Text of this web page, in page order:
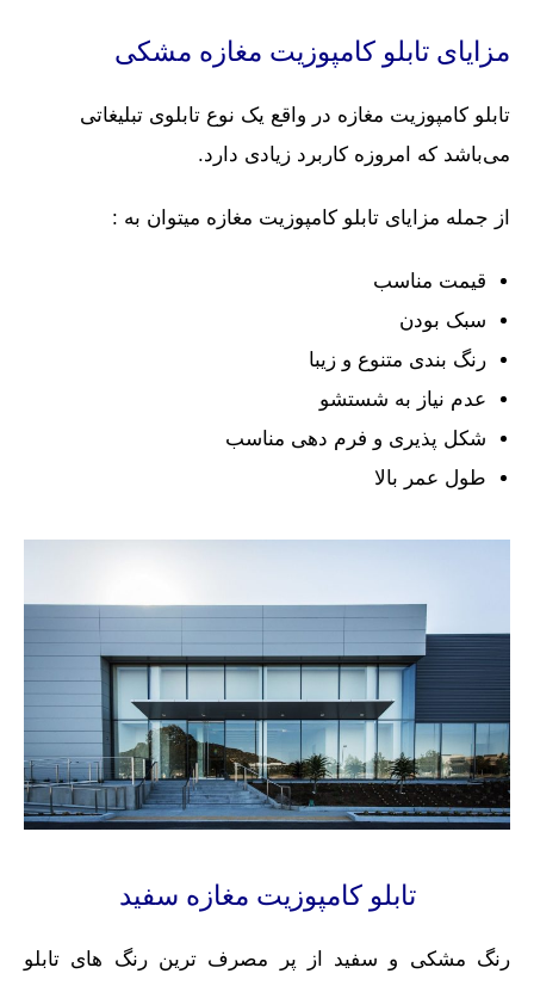
مزایای تابلو کامپوزیت مغازه مشکی
تابلو کامپوزیت مغازه در واقع یک نوع تابلوی تبلیغاتی
می‌باشد که امروزه کاربرد زیادی دارد.
از جمله مزایای تابلو کامپوزیت مغازه میتوان به :
قیمت مناسب
سبک بودن
رنگ بندی متنوع و زیبا
عدم نیاز به شستشو
شکل پذیری و فرم دهی مناسب
طول عمر بالا
تابلو کامپوزیت مغازه سفید
رنگ مشکی و سفید از پر مصرف ترین رنگ های تابلو